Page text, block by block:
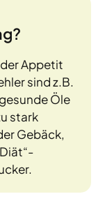
Appetit
sind z.B.
Öle
stark
Gebäck,